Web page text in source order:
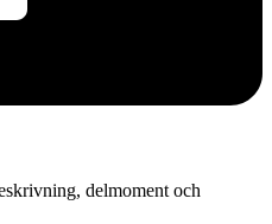
delmoment och